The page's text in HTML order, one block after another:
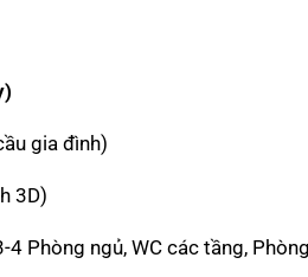
gia đình)
3D)
4 Phòng ngủ, WC các tầng,